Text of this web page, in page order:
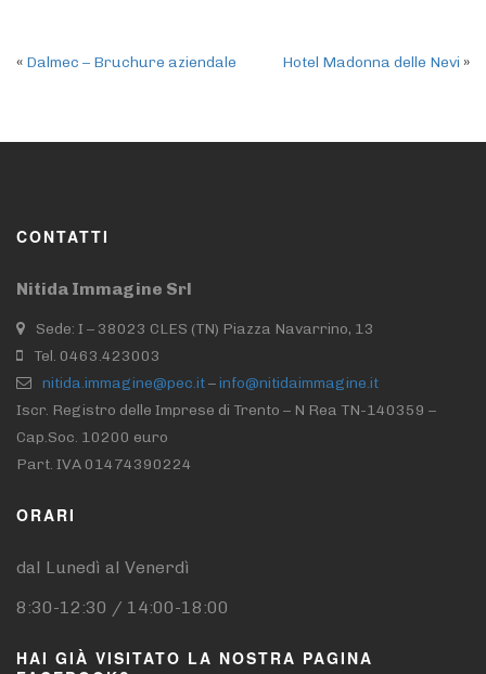
« Dalmec – Bruchure aziendale Hotel Madonna delle Nevi »
CONTATTI
Nitida Immagine Srl
Sede: I – 38023 CLES (TN) Piazza Navarrino, 13
Tel. 0463.423003
nitida.immagine@pec.it–info@nitidaimmagine.it
Iscr. Registro delle Imprese di Trento – N Rea TN-140359 –
Cap.Soc. 10200 euro
Part. IVA 01474390224
ORARI
dal Lunedì al Venerdì
8:30-12:30 / 14:00-18:00
HAI GIÀ VISITATO LA NOSTRA PAGINA